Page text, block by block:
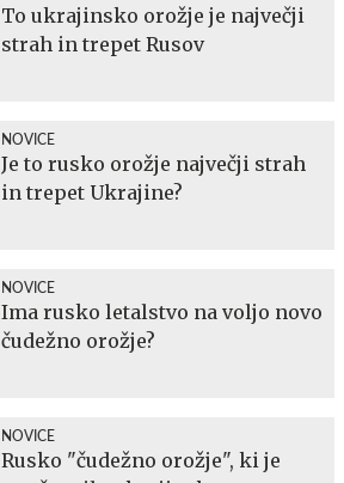
To ukrajinsko orožje je največji
strah in trepet Rusov
NOVICE
Je to rusko orožje največji strah
in trepet Ukrajine?
NOVICE
Ima rusko letalstvo na voljo novo
čudežno orožje?
NOVICE
Rusko "čudežno orožje", ki je